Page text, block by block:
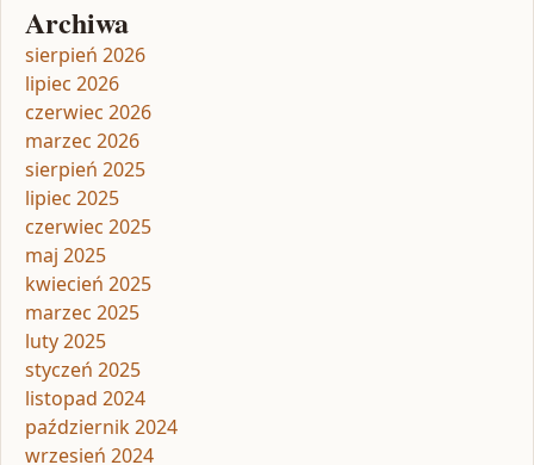
Archiwa
sierpień 2026
lipiec 2026
czerwiec 2026
marzec 2026
sierpień 2025
lipiec 2025
czerwiec 2025
maj 2025
kwiecień 2025
marzec 2025
luty 2025
styczeń 2025
listopad 2024
październik 2024
wrzesień 2024